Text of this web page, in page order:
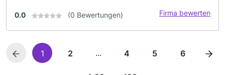
0.0 (0 Bewertungen) Firma bewerten
1 2 ... 4 5 6